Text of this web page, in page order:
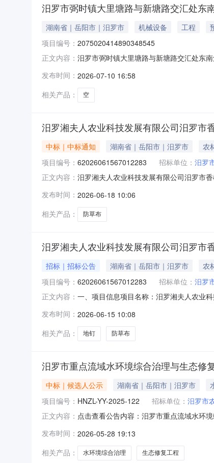
汨罗市弼时镇大里塘路与新塘路交汇处东
湖南省｜岳阳市｜汨罗市 机械设备 工程
项目编号： 2075020414890348545
正文内容： 汨罗市弼时镇大里塘路与新塘路交汇处东
农业农村发展有限公司转让标的所在地区
发布时间： 2026-07-10 16:58
相关产品：
空
汨罗湘夫人农业科技发展有限公司汨罗市
中标｜中标通知 湖南省｜岳阳市｜汨罗市 农
项目编号： 62026061567012283 招标单位： 汨罗
正文内容： 汨罗湘夫人农业科技发展有限公司汨罗市
430681项目所在行政区划名称：汨罗市报
发布时间： 2026-06-18 10:06
相关产品：
防草布
汨罗湘夫人农业科技发展有限公司汨罗市
招标｜招标公告 湖南省｜岳阳市｜汨罗市 农
项目编号： 62026061567012283 招标单位： 汨罗
正文内容： 一、项目信息项目名称：汨罗湘夫人农业
商二、采购需求清单商品名称参数要求购
发布时间： 2026-06-15 10:08
相关产品：
地钉 防草布
汨罗市重点流域水环境综合治理与生态修
中标｜候选人公示 湖南省｜岳阳市｜汨罗市
项目编号： HNZL-YY-2025-122 招标单位： 汨罗市
正文内容： 点击查看公告内容：汨罗市重点流域水环
发布时间： 2026-05-28 19:13
相关产品：
水环境综合治理 生态修复工程